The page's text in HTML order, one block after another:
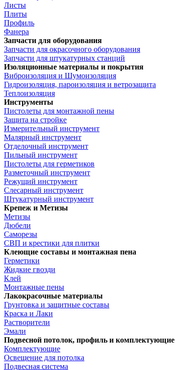
Листы
Плиты
Профиль
Фанера
Запчасти для оборудования
Запчасти для окрасочного оборудования
Запчасти для штукатурных станций
Изоляционные материалы и покрытия
Виброизоляция и Шумоизоляция
Гидроизоляция, пароизоляция и ветрозащита
Теплоизоляция
Инструменты
Пистолеты для монтажной пены
Защита на стройке
Измерительный инструмент
Малярный инструмент
Отделочный инструмент
Пильный инструмент
Пистолеты для герметиков
Разметочный инструмент
Режущий инструмент
Слесарный инструмент
Штукатурный инструмент
Крепеж и Метизы
Метизы
Дюбели
Саморезы
СВП и крестики для плитки
Клеющие составы и монтажная пена
Герметики
Жидкие гвозди
Клей
Монтажные пены
Лакокрасочные материалы
Грунтовка и защитные составы
Краска и Лаки
Растворители
Эмали
Подвесной потолок, профиль и комплектующие
Комплектующие
Освещение для потолка
Подвесная система